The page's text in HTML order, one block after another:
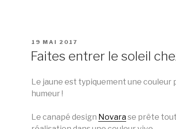
PUBLIÉ
19 MAI 2017
Faites entrer le soleil
Le jaune est typiquement une couleur
humeur !
Le canapé design Novarase prête